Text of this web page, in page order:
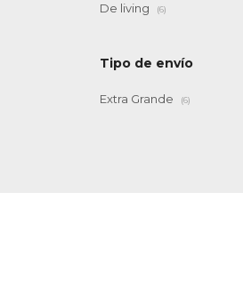
De living (6)
Tipo de envío
Extra Grande (6)